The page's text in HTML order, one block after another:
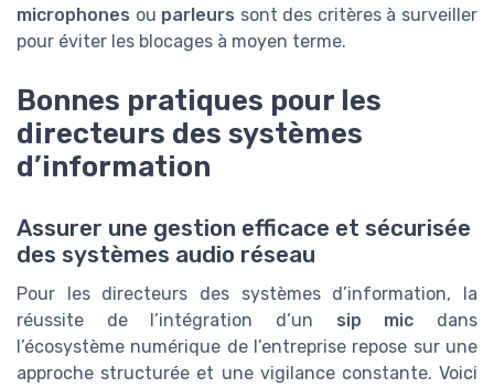
microphones ou parleurs sont des critères à surveiller
pour éviter les blocages à moyen terme.
Bonnes pratiques pour les
directeurs des systèmes
d’information
Assurer une gestion efficace et sécurisée
des systèmes audio réseau
Pour les directeurs des systèmes d’information, la
réussite de l’intégration d’un sip mic dans
l’écosystème numérique de l’entreprise repose sur une
approche structurée et une vigilance constante. Voici